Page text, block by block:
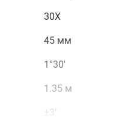
30X
45 мм
1°30′
1.35 м
±3’